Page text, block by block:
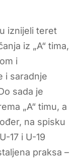
iznijeli teret
iz „A“ tima,
i
i saradnje
sada je
„A“ timu, a
na spisku
17 i U-19
praksa –